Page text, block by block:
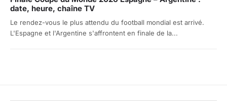
date, heure, chaîne TV
Le rendez-vous le plus attendu du football mondial est arrivé.
L'Espagne et l'Argentine s'affrontent en finale de la...